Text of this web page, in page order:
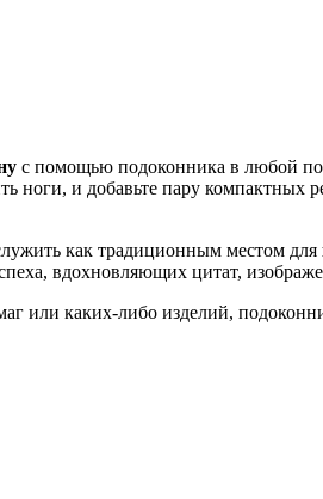
с помощью подоконника в любой
ноги, и добавьте пару
как традиционным местом для
вдохновляющих цитат,
или каких-либо изделий,